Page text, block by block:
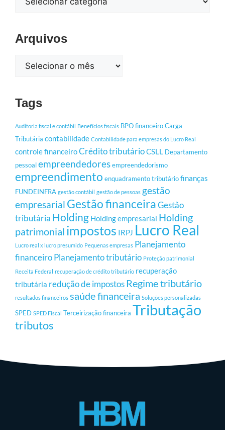
Arquivos
Tags
Auditoria fiscal e contábil Benefícios fiscais BPO financeiroCarga
Tributária contabilidade Contabilidade para empresas do Lucro Real
controle financeiroCrédito tributárioCSLL Departamento
pessoalempreendedoresempreendedorismo
empreendimento enquadramento tributáriofinanças
FUNDEINFRA gestão contábil gestão de pessoas gestão
empresarial Gestão financeiraGestão
tributária Holding Holding empresarial Holding
patrimonial impostos IRPJ Lucro Real
Lucro real x lucro presumido Pequenas empresas Planejamento
financeiroPlanejamento tributário Proteção patrimonial
Receita Federal recuperação de crédito tributário recuperação
tributária redução de impostos Regime tributário
resultados financeiros saúde financeira Soluções personalizadas
SPED SPED Fiscal Terceirização financeira Tributação
tributos